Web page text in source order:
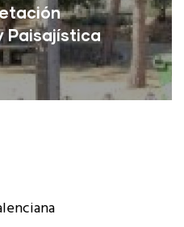
Paisajística